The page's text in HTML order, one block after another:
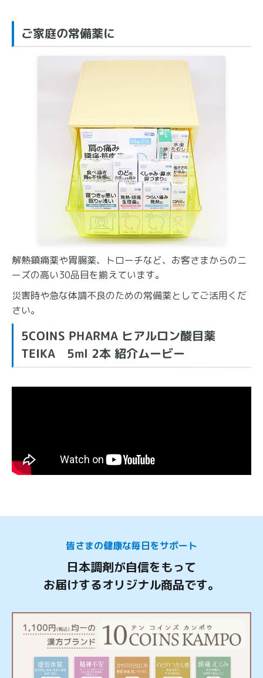
ご家庭の常備薬に
解熱鎮痛薬や胃腸薬、トローチなど、お客さまからのニ
ーズの高い30品目を揃えています。
災害時や急な体調不良のための常備薬としてご活用くだ
さい。
5COINS PHARMA ヒアルロン酸目薬
TEIKA 5ml 2本 紹介ムービー
皆さまの健康な毎日をサポート
日本調剤が自信をもって
お届けするオリジナル商品です。